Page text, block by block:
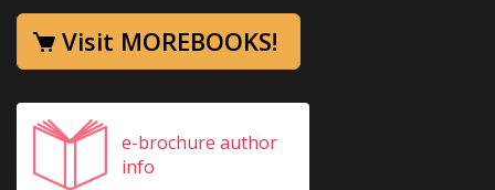
Visit MOREBOOKS!
e-brochure author
info